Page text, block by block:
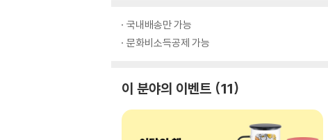
국내배송만 가능
문화비소득공제 가능
이 분야의 이벤트 11